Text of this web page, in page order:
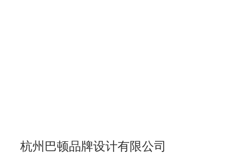
杭州巴顿品牌设计有限公司